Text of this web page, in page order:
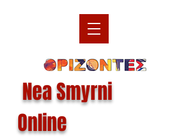
Nea Smyrni
Online